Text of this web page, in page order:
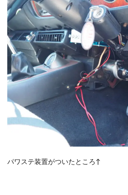
パワステ装置がついたところ↑